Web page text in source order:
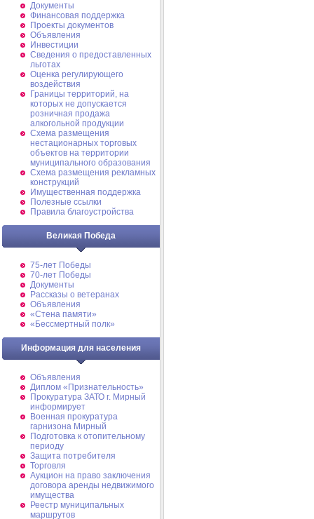
Документы
Финансовая поддержка
Проекты документов
Объявления
Инвестиции
Сведения о предоставленных
льготах
Оценка регулирующего
воздействия
Границы территорий, на
которых не допускается
розничная продажа
алкогольной продукции
Схема размещения
нестационарных торговых
объектов на территории
муниципального образования
Схема размещения рекламных
конструкций
Имущественная поддержка
Полезные ссылки
Правила благоустройства
Великая Победа
75-лет Победы
70-лет Победы
Документы
Рассказы о ветеранах
Объявления
«Стена памяти»
«Бессмертный полк»
Информация для населения
Объявления
Диплом «Признательность»
Прокуратура ЗАТО г. Мирный
информирует
Военная прокуратура
гарнизона Мирный
Подготовка к отопительному
периоду
Защита потребителя
Торговля
Аукцион на право заключения
договора аренды недвижимого
имущества
Реестр муниципальных
маршрутов